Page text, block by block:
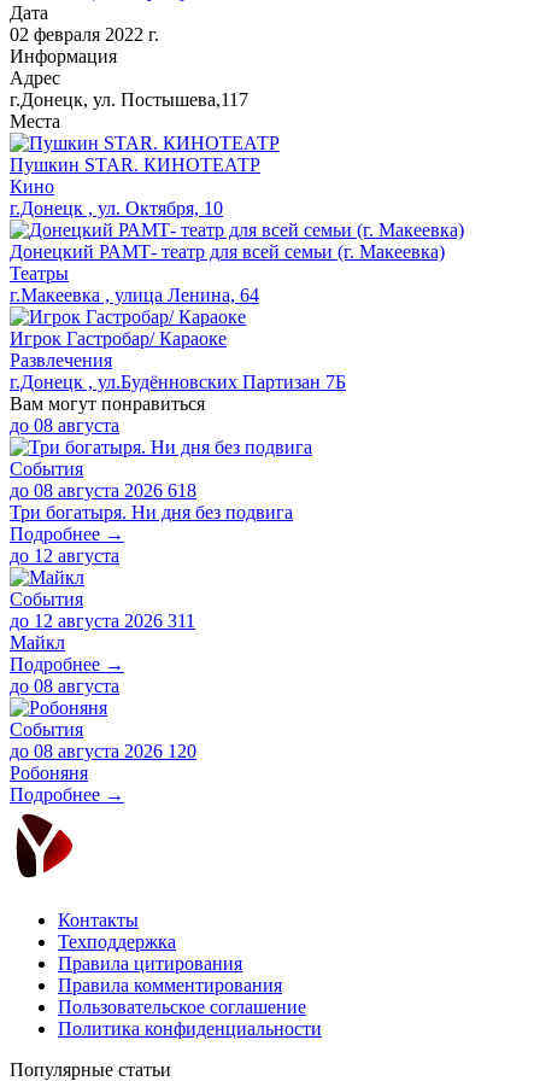
Дата
02 февраля 2022 г.
Информация
Адрес
г.Донецк, ул. Постышева,117
Места
Пушкин STAR. КИНОТЕАТР
Кино
г.Донецк , ул. Октября, 10
Донецкий РАМТ- театр для всей семьи (г. Макеевка)
Театры
г.Макеевка , улица Ленина, 64
Игрок Гастробар/ Караоке
Развлечения
г.Донецк , ул.Будённовских Партизан 7Б
Вам могут понравиться
до 08 августа
События
до 08 августа 2026 618
Три богатыря. Ни дня без подвига
Подробнее →
до 12 августа
События
до 12 августа 2026 311
Майкл
Подробнее →
до 08 августа
События
до 08 августа 2026 120
Робоняня
Подробнее →
Контакты
Техподдержка
Правила цитирования
Правила комментирования
Пользовательское соглашение
Политика конфиденциальности
Популярные статьи